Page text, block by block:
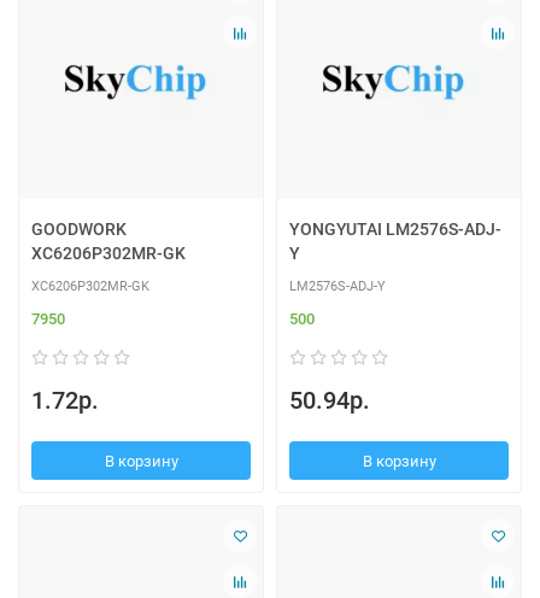
GOODWORK
XC6206P302MR-GK
XC6206P302MR-GK
7950
1.72р.
В корзину
YONGYUTAI LM2576S-ADJ-
Y
LM2576S-ADJ-Y
500
50.94р.
В корзину